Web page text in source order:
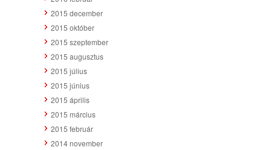
2015 december
2015 október
2015 szeptember
2015 augusztus
2015 július
2015 június
2015 április
2015 március
2015 február
2014 november